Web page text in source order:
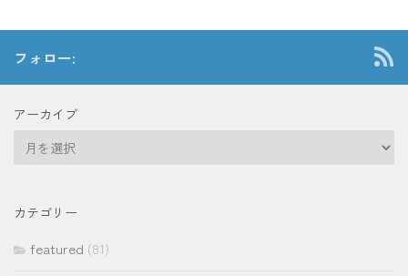
フォロー:
アーカイブ
イ
カテゴリー
featured (81)